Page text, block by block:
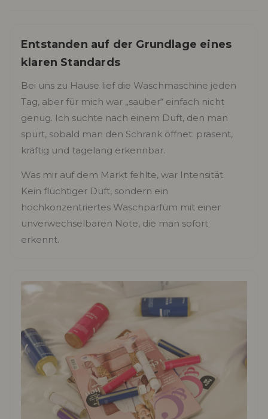
Entstanden auf der Grundlage eines
klaren Standards
Bei uns zu Hause lief die Waschmaschine jeden
Tag, aber für mich war „sauber“ einfach nicht
genug. Ich suchte nach einem Duft, den man
spürt, sobald man den Schrank öffnet: präsent,
kräftig und tagelang erkennbar.
Was mir auf dem Markt fehlte, war Intensität.
Kein flüchtiger Duft, sondern ein
hochkonzentriertes Waschparfüm mit einer
unverwechselbaren Note, die man sofort
erkennt.